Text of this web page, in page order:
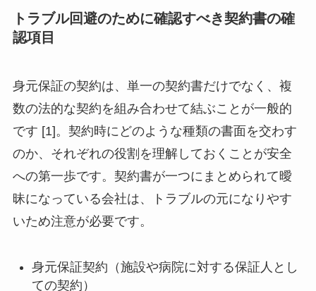
トラブル回避のために確認すべき契約書の確
認項目
身元保証の契約は、単一の契約書だけでなく、複
数の法的な契約を組み合わせて結ぶことが一般的
です [1]。契約時にどのような種類の書面を交わす
のか、それぞれの役割を理解しておくことが安全
への第一歩です。契約書が一つにまとめられて曖
昧になっている会社は、トラブルの元になりやす
いため注意が必要です。
身元保証契約（施設や病院に対する保証人とし
ての契約）